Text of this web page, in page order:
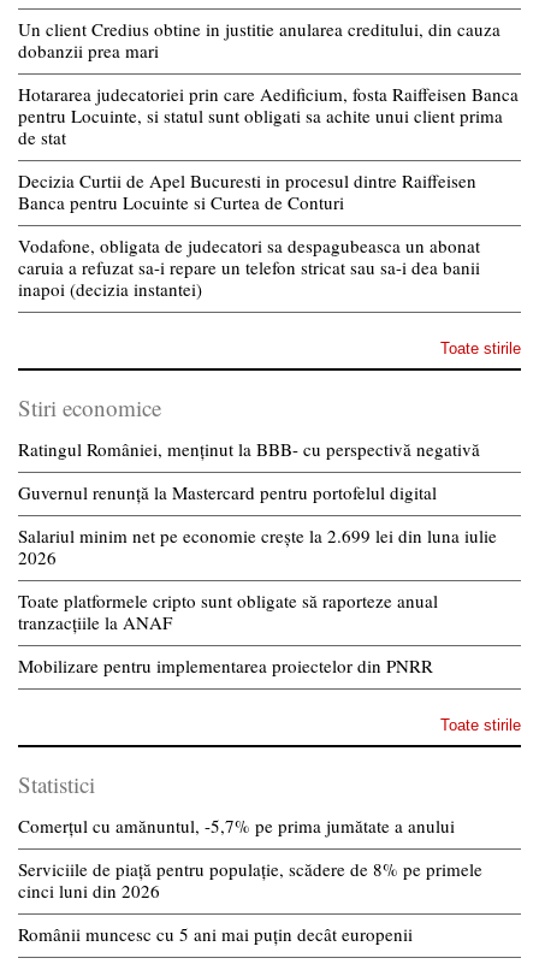
Un client Credius obtine in justitie anularea creditului, din cauza
dobanzii prea mari
Hotararea judecatoriei prin care Aedificium, fosta Raiffeisen Banca
pentru Locuinte, si statul sunt obligati sa achite unui client prima
de stat
Decizia Curtii de Apel Bucuresti in procesul dintre Raiffeisen
Banca pentru Locuinte si Curtea de Conturi
Vodafone, obligata de judecatori sa despagubeasca un abonat
caruia a refuzat sa-i repare un telefon stricat sau sa-i dea banii
inapoi (decizia instantei)
Toate stirile
Stiri economice
Ratingul României, menținut la BBB- cu perspectivă negativă
Guvernul renunță la Mastercard pentru portofelul digital
Salariul minim net pe economie crește la 2.699 lei din luna iulie
2026
Toate platformele cripto sunt obligate să raporteze anual
tranzacțiile la ANAF
Mobilizare pentru implementarea proiectelor din PNRR
Toate stirile
Statistici
Comerțul cu amănuntul, -5,7% pe prima jumătate a anului
Serviciile de piață pentru populație, scădere de 8% pe primele
cinci luni din 2026
Românii muncesc cu 5 ani mai puțin decât europenii